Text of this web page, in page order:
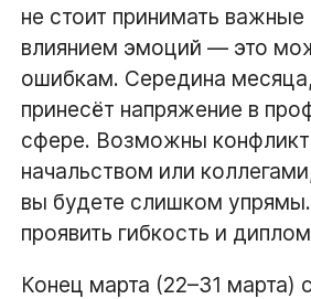
не стоит принимать
влиянием эмоций — это
ошибкам. Середина
принесёт напряжение в
сфере. Возможны
начальством или
вы будете слишком
проявить гибкость и
Конец марта (22–31 марта)